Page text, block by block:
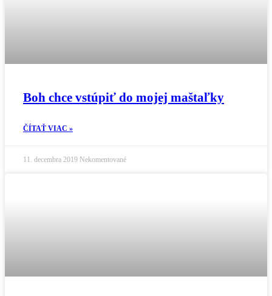
Boh chce vstúpiť do mojej maštaľky
ČÍTAŤ VIAC »
11. decembra 2019 Nekomentované